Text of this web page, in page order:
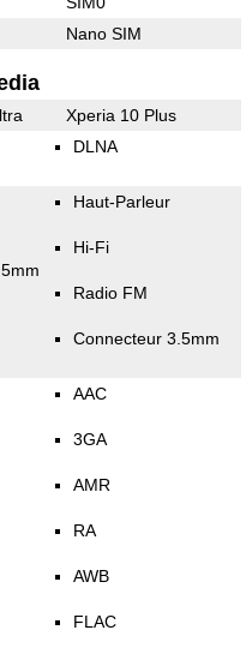
Nano SIM
Xperia 10 Plus
DLNA
Haut-Parleur
Hi-Fi
Radio FM
Connecteur 3.5mm
AAC
3GA
AMR
RA
AWB
FLAC